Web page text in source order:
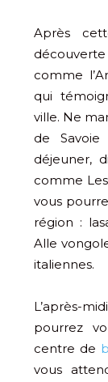
Après
comme
qui
ville. Ne
de Savoie
déjeuner,
comme
vous
région :
Alle
italiennes.
L’après-
pourrez
centre de
vous